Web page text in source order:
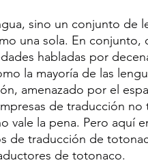
sino un conjunto de
una sola. En conjunto,
habladas por
la mayoría de las
amenazado por el
de traducción
vale la pena. Pero aquí
de traducción de
de totonaco.